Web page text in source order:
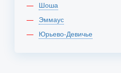
Шоша
Эммаус
Юрьево-Девичье